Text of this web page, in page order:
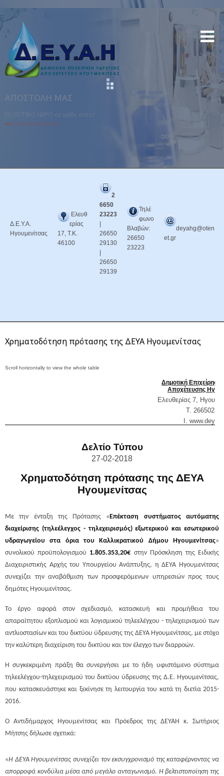
ΑΠΟΣΤΟΛΉ ΜΑΣ
ΠΟΙΟΤΙΚΟ ΝΕΡΟ σε κάθε σπίτι!
Δ.Ε.Υ.Α.
Ηγουμενίτσας
Ελευθ
ερίας
17, Τ.Κ.
46100
2
6650
23223
26650
29130
26650
29139
Τηλέ
φωνο
Βλαβών:
26650
23223
deyahg@oten
et.gr
Χρηματοδότηση πρότασης της ΔΕΥΑ Ηγουμενίτσας
Δημοτική
Αποχέτευσης
Ελευθερίας 7,
T.
Ι. www.deyaig
Δελτίο Τύπου
27-02-2018
Χρηματοδότηση πρότασης της ΔΕΥΑ
Ηγουμενίτσας
Με την ένταξη της Πρότασης «Επέκταση συστήματος αυτόματης
διαχείρισης (τηλεέλεγχος - τηλεχειρισμός) εξωτερικού και εσωτερικού
υδραγωγείου στα όρια του Καλλικρατικού Δήμου Ηγουμενίτσας»
συνολικού προϋπολογισμού 1.805.353,20€ στην Πρόσκληση της Ειδικής
Διαχειριστικής Αρχής του Υπουργείου Ανάπτυξης, η ΔΕΥΑ Ηγουμενίτσας
συνεχίζει την αναβάθμιση των προσφερόμενων υπηρεσιών προς τους
δημότες Ηγουμενίτσας.
Το έργο αφορά στον σχεδιασμό, κατασκευή και προμήθεια του
απαραίτητου εξοπλισμού και λογισμικού τηλεελέγχου - τηλεχειρισμού των
αντλιοστασίων και του δικτύου ύδρευσης της ΔΕΥΑ Ηγουμενίτσας, με στόχο
την καλύτερη διαχείριση του δικτύου και τον έλεγχο των διαρροών.
Η συγκεκριμένη πράξη θα συνεργήσει με το ήδη υφιστάμενο σύστημα
τηλεελέγχου-τηλεχειρισμού του δικτύου ύδρευσης της Δ.Ε. Ηγουμενίτσας,
που κατασκευάστηκε και ξεκίνησε τη λειτουργία του κατά τη διετία 2015-
2016.
Ο Αντιδήμαρχος Ηγουμενίτσας και Πρόεδρος της ΔΕΥΑΗ κ. Σωτήριος
Μήτσης δήλωσε σχετικά:
«Η ΔΕΥΑ Ηγουμενίτσας συνεχίζει τον εκσυγχρονισμό της καταφέρνοντας να
απορροφά κονδύλια μέσα από μεγάλο ανταγωνισμό. Η βελτιστοποίηση της